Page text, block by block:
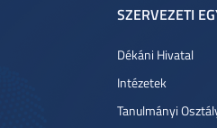
SZERVEZETI
Dékáni Hivatal
Intézetek
Tanulmányi